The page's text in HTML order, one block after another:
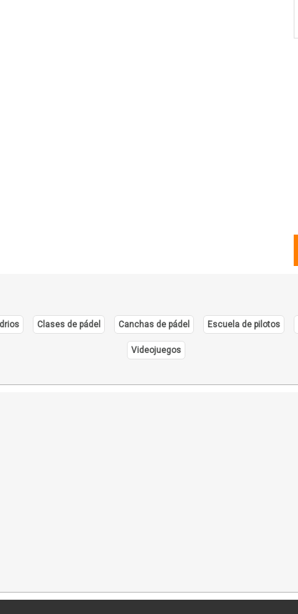
Clases de pádel Canchas de pádel Escuela de pilotos
Videojuegos